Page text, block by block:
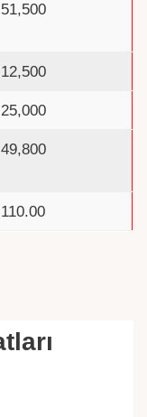
51,500
12,500
25,000
49,800
110.00